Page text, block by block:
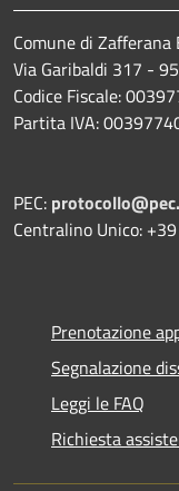
Comune di Zafferana
Via Garibaldi 317 -
Codice Fiscale:
Partita IVA:
PEC:
Centralino Unico:
Prenotazione
Segnalazione
Leggi le FAQ
Richiesta